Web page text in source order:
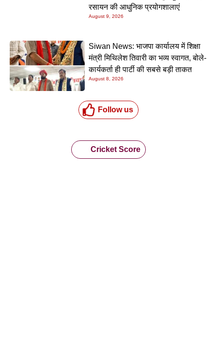
रसायन की आधुनिक प्रयोगशालाएं
August 9, 2026
Siwan News: भाजपा कार्यालय में शिक्षा
मंत्री मिथिलेश तिवारी का भव्य स्वागत, बोले-
कार्यकर्ता ही पार्टी की सबसे बड़ी ताकत
August 8, 2026
Follow us
Cricket Score